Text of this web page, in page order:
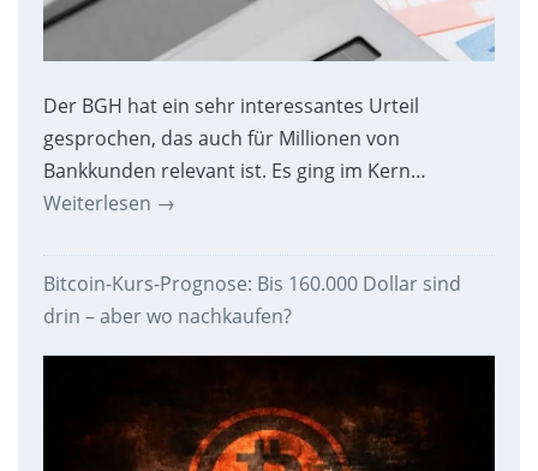
Der BGH hat ein sehr interessantes Urteil
gesprochen, das auch für Millionen von
Bankkunden relevant ist. Es ging im Kern…
Weiterlesen →
Bitcoin-Kurs-Prognose: Bis 160.000 Dollar sind
drin – aber wo nachkaufen?